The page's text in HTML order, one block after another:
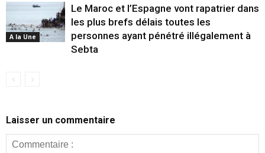
A la Une
Le Maroc et l’Espagne vont rapatrier dans
les plus brefs délais toutes les
personnes ayant pénétré illégalement à
Sebta
Laisser un commentaire